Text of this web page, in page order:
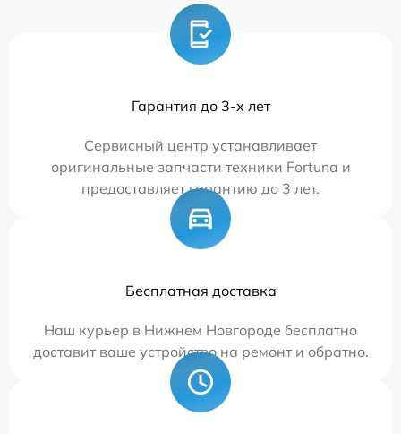
Гарантия до 3-х лет
Сервисный центр устанавливает
оригинальные запчасти техники Fortuna и
предоставляет гарантию до 3 лет.
Бесплатная доставка
Наш курьер в Нижнем Новгороде бесплатно
доставит ваше устройство на ремонт и обратно.